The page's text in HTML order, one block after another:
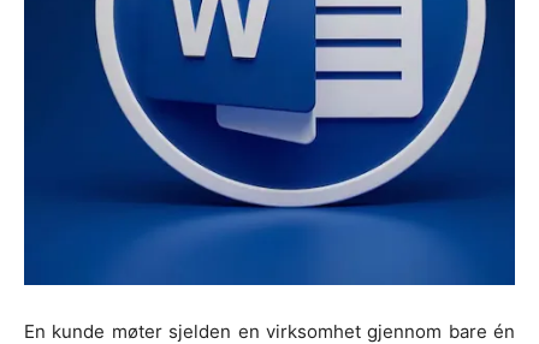
En kunde møter sjelden en virksomhet gjennom bare én